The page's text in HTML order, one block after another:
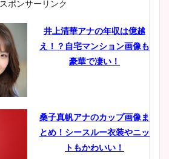
鈴木唯の太ってた時の体重が
ヤバすぎww原因や痩せたダ
豊島実季アナのカップ画像ま
とめ！美脚や水着姿に年齢も
スポンサーリンク
井上清華アナの年収は億越
え！？自宅マンション画像も
豪華で凄い！
桑子真帆アナのカップ画像ま
とめ！シースルー衣装やニッ
トもかわいい！